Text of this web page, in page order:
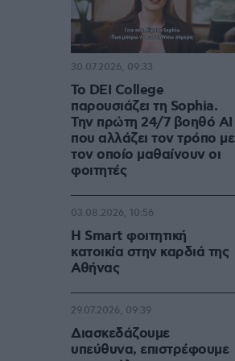
Το DEI College
παρουσιάζει τη Sophia.
Την πρώτη 24/7 βοηθό AI
που αλλάζει τον τρόπο με
τον οποίο μαθαίνουν οι
φοιτητές
30.07.2026, 09:33
Η Smart φοιτητική
κατοικία στην καρδιά της
Αθήνας
03.08.2026, 10:56
Διασκεδάζουμε
υπεύθυνα, επιστρέφουμε
29.07.2026, 09:39